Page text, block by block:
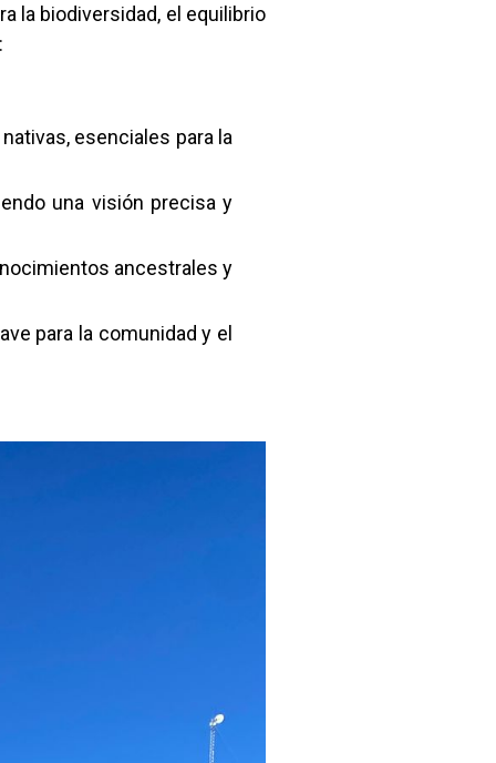
la biodiversidad, el equilibrio
esenciales para la
una visión precisa y
ancestrales y
para la comunidad y el